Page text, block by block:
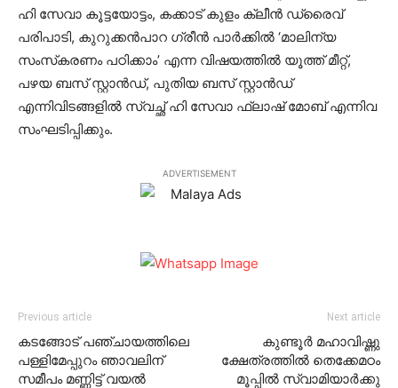
ഹി സേവാ കൂട്ടയോട്ടം, കക്കാട് കുളം ക്ലീന്‍ ഡ്രൈവ്
പരിപാടി, കുറുക്കന്‍പാറ ഗ്രീന്‍ പാര്‍ക്കില്‍ ‘മാലിന്യ
സംസ്‌കരണം പഠിക്കാം’ എന്ന വിഷയത്തില്‍ യൂത്ത് മീറ്റ്,
പഴയ ബസ് സ്റ്റാന്‍ഡ്, പുതിയ ബസ് സ്റ്റാന്‍ഡ്
എന്നിവിടങ്ങളില്‍ സ്വച്ഛ് ഹി സേവാ ഫ്‌ലാഷ് മോബ് എന്നിവ
സംഘടിപ്പിക്കും.
ADVERTISEMENT
Previous article
കടങ്ങോട് പഞ്ചായത്തിലെ
പള്ളിമേപ്പുറം ഞാവലിന്
സമീപം മണ്ണിട്ട് വയല്‍
Next article
കുണ്ടൂര്‍ മഹാവിഷ്ണു
ക്ഷേത്രത്തില്‍ തെക്കേമഠം
മൂപ്പില്‍ സ്വാമിയാര്‍ക്കു